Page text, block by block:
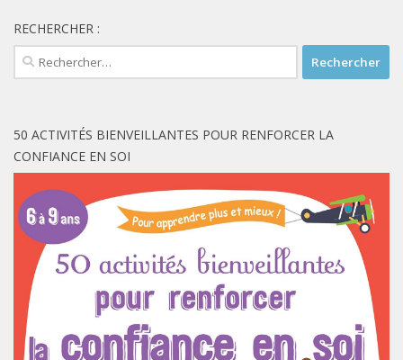
RECHERCHER :
Rechercher :
50 ACTIVITÉS BIENVEILLANTES POUR RENFORCER LA
CONFIANCE EN SOI